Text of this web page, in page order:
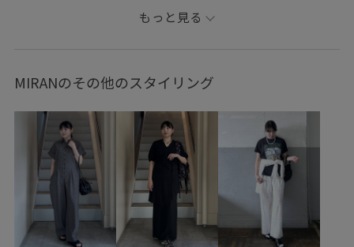
パンツスタイル モノトーンコーデ
別注アイテム ADAM ET ROPÉ
Tシャツ/カットソー シャツ/ブラウス パンツ
ショルダーバッグ シューズ EUM36800
GAA05131 GAH06100 GAS06250 GAX06140
26SS30 26SS40 GANNI SETUP WEB限定
もっと見る
MIRANのその他のスタイリング